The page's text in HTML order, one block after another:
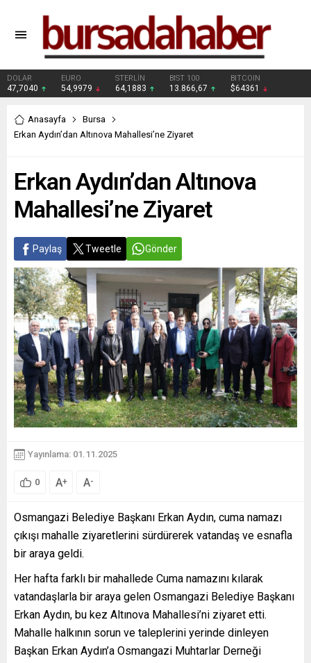
DOLAR
47,7040
EURO
54,9979
STERLİN
64,1883
BIST 100
13.866,67
BITCOIN
$64361
Anasayfa
Bursa
Erkan Aydın’dan Altınova Mahallesi’ne Ziyaret
Erkan Aydın’dan Altınova
Mahallesi’ne Ziyaret
Paylaş Tweetle Gönder
Yayınlama: 01.11.2025
0 A+ A-
Osmangazi Belediye Başkanı Erkan Aydın, cuma namazı
çıkışı mahalle ziyaretlerini sürdürerek vatandaş ve esnafla
bir araya geldi.
Her hafta farklı bir mahallede Cuma namazını kılarak
vatandaşlarla bir araya gelen Osmangazi Belediye Başkanı
Erkan Aydın, bu kez Altınova Mahallesi’ni ziyaret etti.
Mahalle halkının sorun ve taleplerini yerinde dinleyen
Başkan Erkan Aydın’a Osmangazi Muhtarlar Derneği